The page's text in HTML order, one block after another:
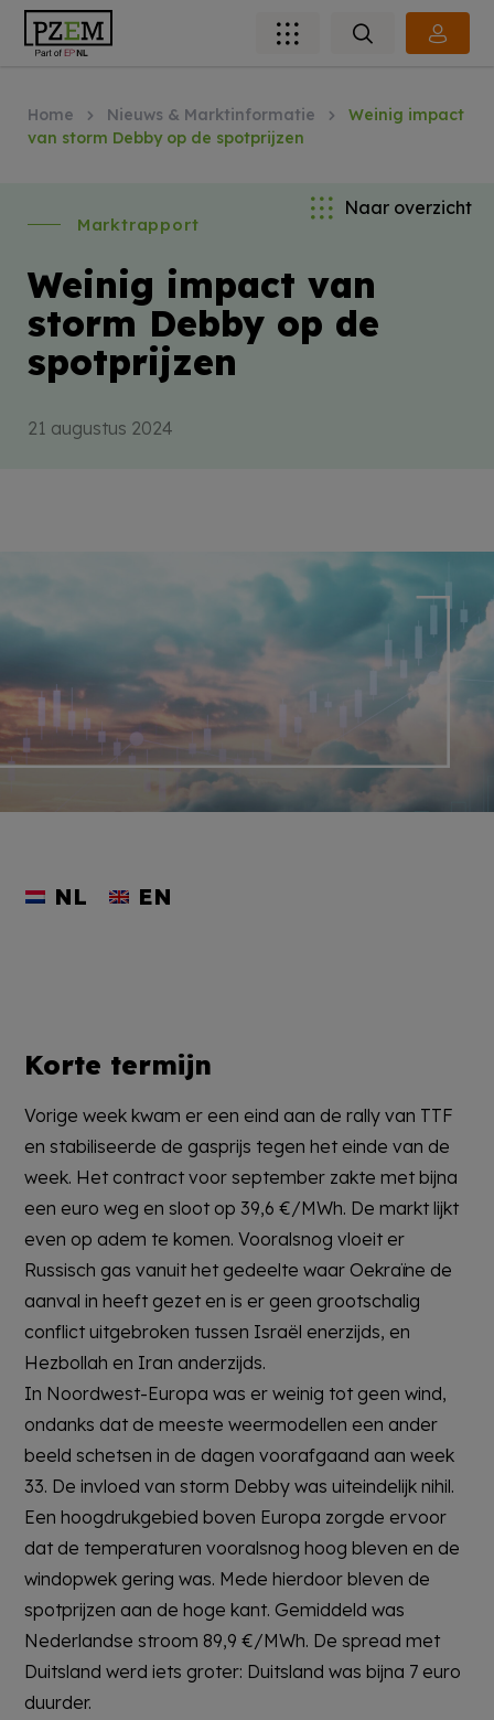
Home Nieuws & Marktinformatie
Weinig impact
van storm Debby op de spotprijzen
Naar overzicht
Marktrapport
Weinig impact van
storm Debby op de
spotprijzen
21 augustus 2024
NL EN
Korte termijn
Vorige week kwam er een eind aan de rally van TTF
en stabiliseerde de gasprijs tegen het einde van de
week. Het contract voor september zakte met bijna
een euro weg en sloot op 39,6 €/MWh. De markt lijkt
even op adem te komen. Vooralsnog vloeit er
Russisch gas vanuit het gedeelte waar Oekraïne de
aanval in heeft gezet en is er geen grootschalig
conflict uitgebroken tussen Israël enerzijds, en
Hezbollah en Iran anderzijds.
In Noordwest-Europa was er weinig tot geen wind,
ondanks dat de meeste weermodellen een ander
beeld schetsen in de dagen voorafgaand aan week
33. De invloed van storm Debby was uiteindelijk nihil.
Een hoogdrukgebied boven Europa zorgde ervoor
dat de temperaturen vooralsnog hoog bleven en de
windopwek gering was. Mede hierdoor bleven de
spotprijzen aan de hoge kant. Gemiddeld was
Nederlandse stroom 89,9 €/MWh. De spread met
Duitsland werd iets groter: Duitsland was bijna 7 euro
duurder.